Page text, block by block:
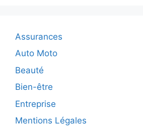
Assurances
Auto Moto
Beauté
Bien-être
Entreprise
Mentions Légales